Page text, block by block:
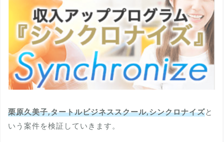
栗原久美子,タートルビジネススクール,シンクロナイズと
いう案件を検証していきます。